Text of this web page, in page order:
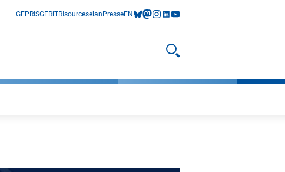
GEPRISGERiTRIsourceselan PresseEN bluesky
mastodon
instagram
linkedIn
youtube
Suche öffnen